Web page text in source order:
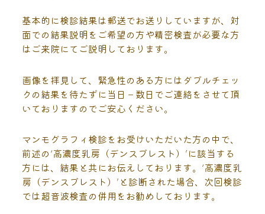
基本的に検診結果は郵送でお送りしていますが、対
面での結果説明をご希望の方や精密検査が必要な方
はご来院にてご説明しております。
画像を拝見して、緊急性のある方にはダブルチェッ
クの結果を待たずに当日－数日でご連絡をさせて頂
いておりますのでご安心ください。
マンモグラフィ検診をお受けいただいた方の中で、
前述の‘高濃度乳房（デンスブレスト）’に該当する
方には、結果と共にお伝えしております。‘高濃度乳
房（デンスブレスト）’と診断された場合、次回検診
では超音波検査の併用をお勧めしております。